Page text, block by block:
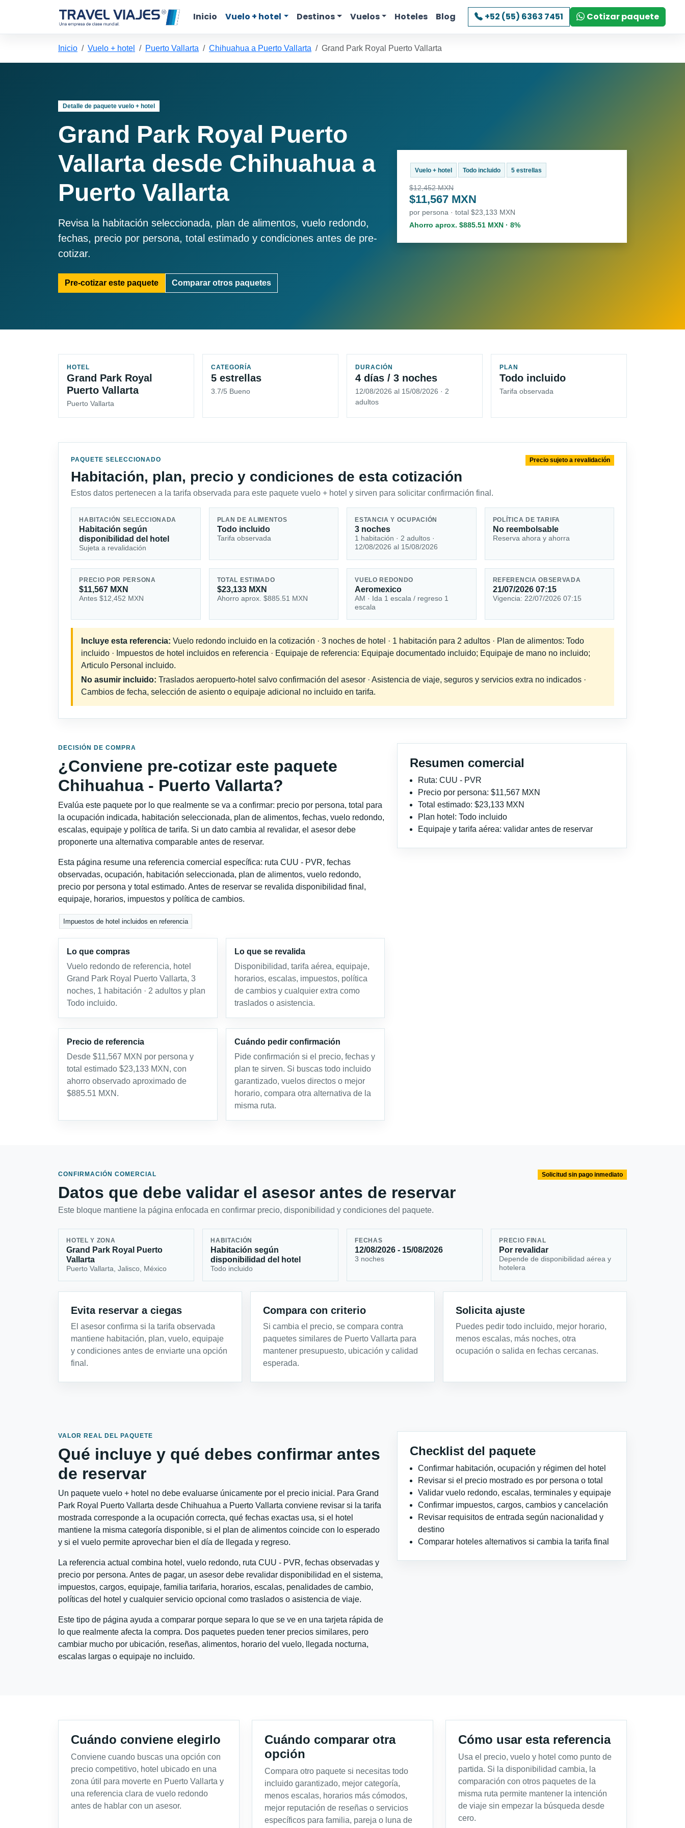
Inicio Vuelo + hotel Destinos Vuelos Hoteles Blog +52 (55) 6363 7451 Cotizar paquete
Inicio Vuelo + hotel Puerto Vallarta Chihuahua a Puerto Vallarta Grand Park Royal Puerto Vallarta
Detalle de paquete vuelo + hotel
Grand Park Royal Puerto
Vallarta desde Chihuahua a
Puerto Vallarta
Revisa la habitación seleccionada, plan de alimentos, vuelo redondo,
fechas, precio por persona, total estimado y condiciones antes de pre-
cotizar.
Pre-cotizar este paquete Comparar otros paquetes
Vuelo + hotel Todo incluido 5 estrellas
$12,452 MXN
$11,567 MXN
por persona · total $23,133 MXN
Ahorro aprox. $885.51 MXN · 8%
HOTEL
Grand Park Royal
Puerto Vallarta
Puerto Vallarta
CATEGORÍA
5 estrellas
3.7/5 Bueno
DURACIÓN
4 días / 3 noches
12/08/2026 al 15/08/2026 · 2
adultos
PLAN
Todo incluido
Tarifa observada
PAQUETE SELECCIONADO
Habitación, plan, precio y condiciones de esta cotización
Estos datos pertenecen a la tarifa observada para este paquete vuelo + hotel y sirven para solicitar confirmación final.
Precio sujeto a revalidación
HABITACIÓN SELECCIONADA
Habitación según
disponibilidad del hotel
Sujeta a revalidación
PLAN DE ALIMENTOS
Todo incluido
Tarifa observada
ESTANCIA Y OCUPACIÓN
3 noches
1 habitación · 2 adultos ·
12/08/2026 al 15/08/2026
POLÍTICA DE TARIFA
No reembolsable
Reserva ahora y ahorra
PRECIO POR PERSONA
$11,567 MXN
Antes $12,452 MXN
TOTAL ESTIMADO
$23,133 MXN
Ahorro aprox. $885.51 MXN
VUELO REDONDO
Aeromexico
AM · Ida 1 escala / regreso 1
escala
REFERENCIA OBSERVADA
21/07/2026 07:15
Vigencia: 22/07/2026 07:15
Incluye esta referencia: Vuelo redondo incluido en la cotización · 3 noches de hotel · 1 habitación para 2 adultos · Plan de alimentos: Todo
incluido · Impuestos de hotel incluidos en referencia · Equipaje de referencia: Equipaje documentado incluido; Equipaje de mano no incluido;
Articulo Personal incluido.
No asumir incluido: Traslados aeropuerto-hotel salvo confirmación del asesor · Asistencia de viaje, seguros y servicios extra no indicados ·
Cambios de fecha, selección de asiento o equipaje adicional no incluido en tarifa.
DECISIÓN DE COMPRA
¿Conviene pre-cotizar este paquete
Chihuahua - Puerto Vallarta?
Evalúa este paquete por lo que realmente se va a confirmar: precio por persona, total para
la ocupación indicada, habitación seleccionada, plan de alimentos, fechas, vuelo redondo,
escalas, equipaje y política de tarifa. Si un dato cambia al revalidar, el asesor debe
proponerte una alternativa comparable antes de reservar.
Esta página resume una referencia comercial específica: ruta CUU - PVR, fechas
observadas, ocupación, habitación seleccionada, plan de alimentos, vuelo redondo,
precio por persona y total estimado. Antes de reservar se revalida disponibilidad final,
equipaje, horarios, impuestos y política de cambios.
Impuestos de hotel incluidos en referencia
Lo que compras
Vuelo redondo de referencia, hotel
Grand Park Royal Puerto Vallarta, 3
noches, 1 habitación · 2 adultos y plan
Todo incluido.
Lo que se revalida
Disponibilidad, tarifa aérea, equipaje,
horarios, escalas, impuestos, política
de cambios y cualquier extra como
traslados o asistencia.
Precio de referencia
Desde $11,567 MXN por persona y
total estimado $23,133 MXN, con
ahorro observado aproximado de
$885.51 MXN.
Cuándo pedir confirmación
Pide confirmación si el precio, fechas y
plan te sirven. Si buscas todo incluido
garantizado, vuelos directos o mejor
horario, compara otra alternativa de la
misma ruta.
Resumen comercial
Ruta: CUU - PVR
Precio por persona: $11,567 MXN
Total estimado: $23,133 MXN
Plan hotel: Todo incluido
Equipaje y tarifa aérea: validar antes de reservar
CONFIRMACIÓN COMERCIAL
Datos que debe validar el asesor antes de reservar
Este bloque mantiene la página enfocada en confirmar precio, disponibilidad y condiciones del paquete.
Solicitud sin pago inmediato
HOTEL Y ZONA
Grand Park Royal Puerto
Vallarta
Puerto Vallarta, Jalisco, México
HABITACIÓN
Habitación según
disponibilidad del hotel
Todo incluido
FECHAS
12/08/2026 - 15/08/2026
3 noches
PRECIO FINAL
Por revalidar
Depende de disponibilidad aérea y
hotelera
Evita reservar a ciegas
El asesor confirma si la tarifa observada
mantiene habitación, plan, vuelo, equipaje
y condiciones antes de enviarte una opción
final.
Compara con criterio
Si cambia el precio, se compara contra
paquetes similares de Puerto Vallarta para
mantener presupuesto, ubicación y calidad
esperada.
Solicita ajuste
Puedes pedir todo incluido, mejor horario,
menos escalas, más noches, otra
ocupación o salida en fechas cercanas.
VALOR REAL DEL PAQUETE
Qué incluye y qué debes confirmar antes
de reservar
Un paquete vuelo + hotel no debe evaluarse únicamente por el precio inicial. Para Grand
Park Royal Puerto Vallarta desde Chihuahua a Puerto Vallarta conviene revisar si la tarifa
mostrada corresponde a la ocupación correcta, qué fechas exactas usa, si el hotel
mantiene la misma categoría disponible, si el plan de alimentos coincide con lo esperado
y si el vuelo permite aprovechar bien el día de llegada y regreso.
La referencia actual combina hotel, vuelo redondo, ruta CUU - PVR, fechas observadas y
precio por persona. Antes de pagar, un asesor debe revalidar disponibilidad en el sistema,
impuestos, cargos, equipaje, familia tarifaria, horarios, escalas, penalidades de cambio,
políticas del hotel y cualquier servicio opcional como traslados o asistencia de viaje.
Este tipo de página ayuda a comparar porque separa lo que se ve en una tarjeta rápida de
lo que realmente afecta la compra. Dos paquetes pueden tener precios similares, pero
cambiar mucho por ubicación, reseñas, alimentos, horario del vuelo, llegada nocturna,
escalas largas o equipaje no incluido.
Checklist del paquete
Confirmar habitación, ocupación y régimen del hotel
Revisar si el precio mostrado es por persona o total
Validar vuelo redondo, escalas, terminales y equipaje
Confirmar impuestos, cargos, cambios y cancelación
Revisar requisitos de entrada según nacionalidad y
destino
Comparar hoteles alternativos si cambia la tarifa final
Cuándo conviene elegirlo
Conviene cuando buscas una opción con
precio competitivo, hotel ubicado en una
zona útil para moverte en Puerto Vallarta y
una referencia clara de vuelo redondo
antes de hablar con un asesor.
Cuándo comparar otra
opción
Compara otro paquete si necesitas todo
incluido garantizado, mejor categoría,
menos escalas, horarios más cómodos,
mejor reputación de reseñas o servicios
específicos para familia, pareja o luna de
Cómo usar esta referencia
Usa el precio, vuelo y hotel como punto de
partida. Si la disponibilidad cambia, la
comparación con otros paquetes de la
misma ruta permite mantener la intención
de viaje sin empezar la búsqueda desde
cero.